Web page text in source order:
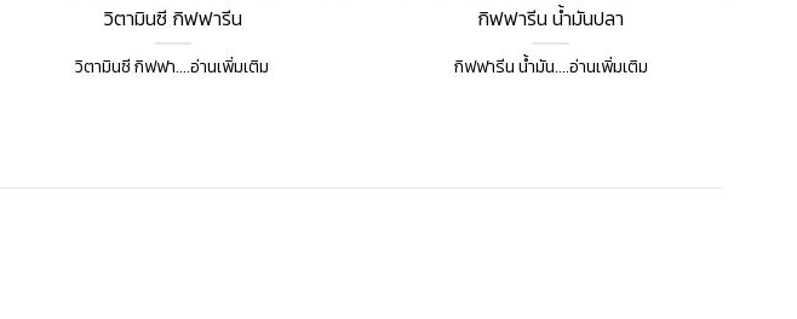
วิตามินซี กิฟฟารีน
วิตามินซี กิฟฟา....อ่านเพิ่มเติม
กิฟฟารีน น้ำมันปลา
กิฟฟารีน น้ำมัน....อ่านเพิ่มเติม